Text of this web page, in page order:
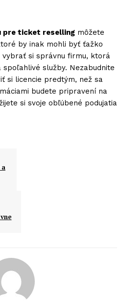
pre ticket reselling môžete
by inak mohli byť ťažko
vybrať si správnu firmu, ktorá
služby. Nezabudnite
si licencie predtým, než sa
budete pripravení na
si svoje obľúbené podujatia